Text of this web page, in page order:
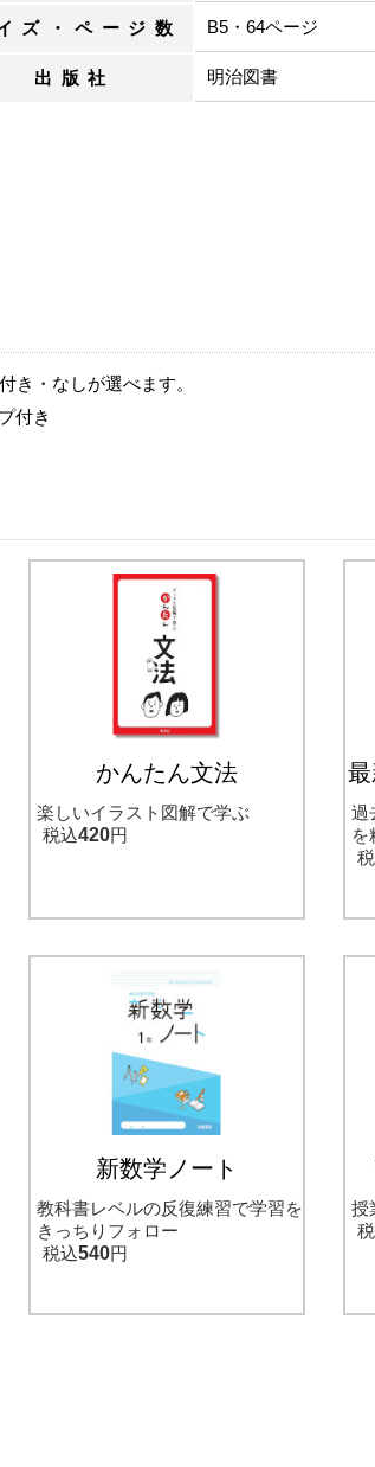
ズ・ページ数 B5・64ページ
出版社 明治図書
き・なしが選べます。
付き
かんたん文法
楽しいイラスト図解で学ぶ
税込420円
過
を
新数学ノート
教科書レベルの反復練習で学習を
きっちりフォロー
税込540円
授